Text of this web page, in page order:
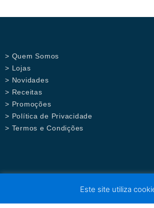
> Quem Somos
> Lojas
> Novidades
> Receitas
> Promoções
> Política de Privacidade
> Termos e Condições
Este site utiliza